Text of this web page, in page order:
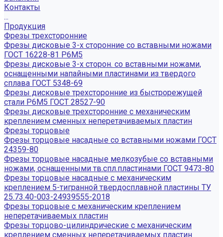
Контакты
...
Продукция
Фрезы трехсторонние
Фрезы дисковые 3-х сторонние со вставными ножами
ГОСТ 16228-81 Р6М5
Фрезы дисковые 3-х сторон. со вставными ножами,
оснащенными напайными пластинами из твердого
сплава ГОСТ 5348-69
Фрезы дисковые трехсторонние из быстрорежущей
стали Р6М5 ГОСТ 28527-90
Фрезы дисковые трехсторонние с механическим
креплением сменных неперетачиваемых пластин
Фрезы торцовые
Фрезы торцовые насадные со вставными ножами ГОСТ
24359-80
Фрезы торцовые насадные мелкозубые со вставными
ножами, оснащенными тв.спл.пластинами ГОСТ 9473-80
Фрезы торцовые насадные с механическим
креплением 5-тигранной твердосплавной пластины ТУ
25.73.40-003-24939555-2018
Фрезы торцовые с механическим креплением
неперетачиваемых пластин
Фрезы торцово-цилиндрические с механическим
креплением сменных неперетачиваемых пластин